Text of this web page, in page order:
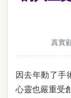
真實
因去年動了手
心靈也嚴重受